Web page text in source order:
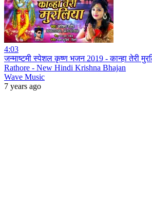
4:03
जन्माष्टमी स्पेशल कृष्ण भजन 2019 - कान्हा तेरी
Rathore - New Hindi Krishna Bhajan
Wave Music
7 years ago